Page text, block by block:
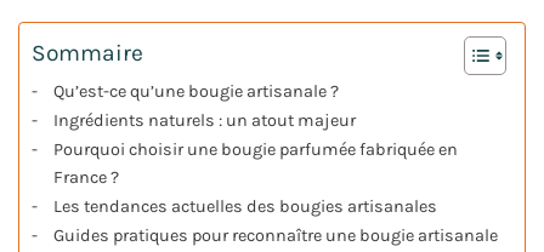
Sommaire
Qu’est-ce qu’une bougie artisanale ?
Ingrédients naturels : un atout majeur
Pourquoi choisir une bougie parfumée fabriquée en
France ?
Les tendances actuelles des bougies artisanales
Guides pratiques pour reconnaître une bougie artisanale